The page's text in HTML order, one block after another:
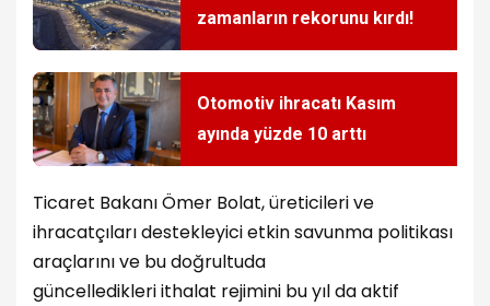
zamanların rekorunu kırdı!
Otomotiv ihracatı Kasım
ayında yüzde 10 arttı
Ticaret Bakanı Ömer Bolat, üreticileri ve
ihracatçıları destekleyici etkin savunma politikası
araçlarını ve bu doğrultuda
güncelledikleri ithalat rejimini bu yıl da aktif